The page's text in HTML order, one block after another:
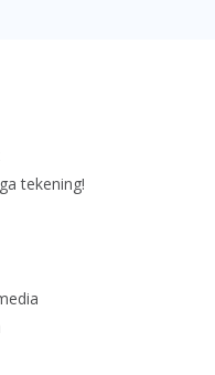
tekening!